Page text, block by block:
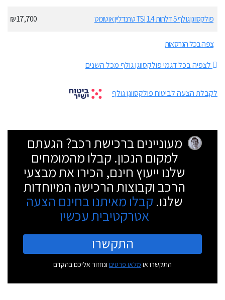
פולקסווגן גולף 5 דלתות 1.4 TSI טרנדליין אוטומט 17,700 ₪
צפה בכל הגרסאות
לצפיה בכל דגמי פולקסווגן גולף מכל השנים
לקבלת הצעה לביטוח פולקסווגן גולף
מעוניינים ברכישת רכב? הגעתם
למקום הנכון. קבלו מהמומחים
שלנו ייעוץ חינם, הכירו את מבצעי
הרכב וקבוצות הרכישה המיוחדות
שלנו. קבלו מאיתנו בחינם הצעה
אטרקטיבית עכשיו
התקשרו
התקשרו או מלאו פרטים ונחזור אליכם בהקדם